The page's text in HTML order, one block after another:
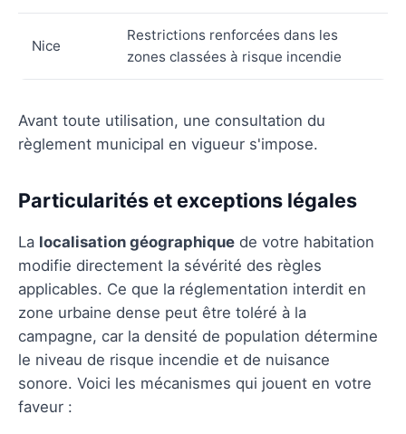
Nice
Restrictions renforcées dans les
zones classées à risque incendie
Avant toute utilisation, une consultation du
règlement municipal en vigueur s'impose.
Particularités et exceptions légales
La localisation géographique de votre habitation
modifie directement la sévérité des règles
applicables. Ce que la réglementation interdit en
zone urbaine dense peut être toléré à la
campagne, car la densité de population détermine
le niveau de risque incendie et de nuisance
sonore. Voici les mécanismes qui jouent en votre
faveur :